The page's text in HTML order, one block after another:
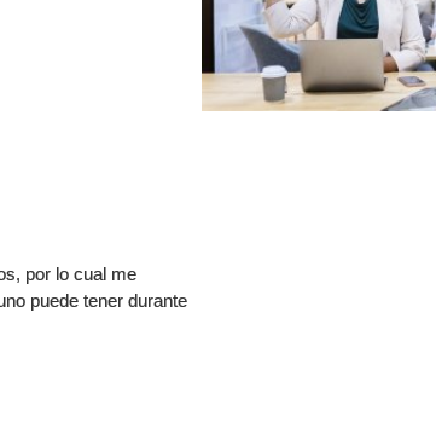
por lo cual me
puede tener durante